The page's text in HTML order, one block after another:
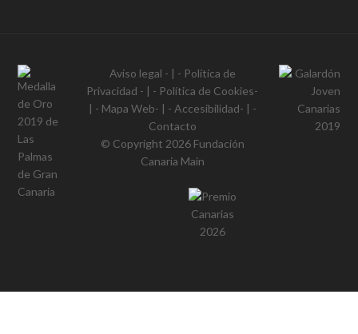
Aviso legal - | - Política de
Privacidad - | - Política de Cookies-
| - Mapa Web- | - Accesibilidad- | -
Contacto
© Copyright 2026 Fundación
Canaria Main